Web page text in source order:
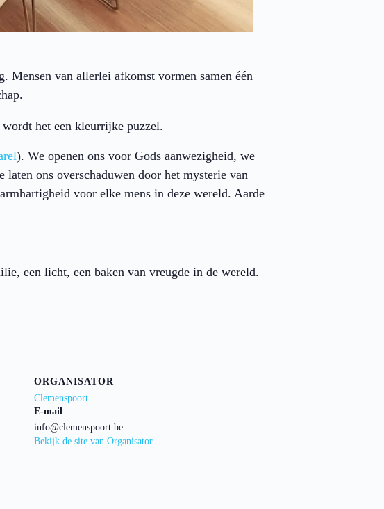
Mensen van allerlei afkomst vormen samen één
het een kleurrijke puzzel.
). We openen ons voor Gods aanwezigheid, we
ons overschaduwen door het mysterie van
voor elke mens in deze wereld. Aarde
een licht, een baken van vreugde in de wereld.
ORGANISATOR
Clemenspoort
E-mail
info@clemenspoort.be
Bekijk de site van Organisator